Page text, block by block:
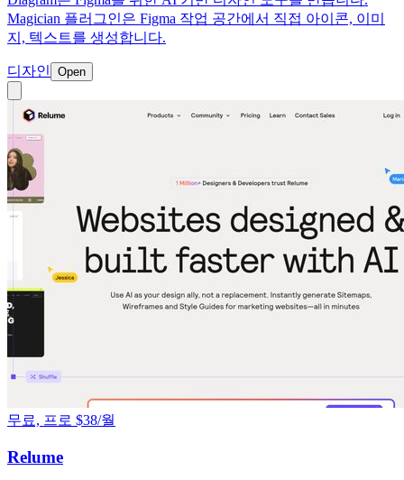
Magician 플러그인은 Figma 작업 공간에서 직접 아이콘, 이미
지, 텍스트를 생성합니다.
디자인 Open
무료, 프로 $38/월
Relume